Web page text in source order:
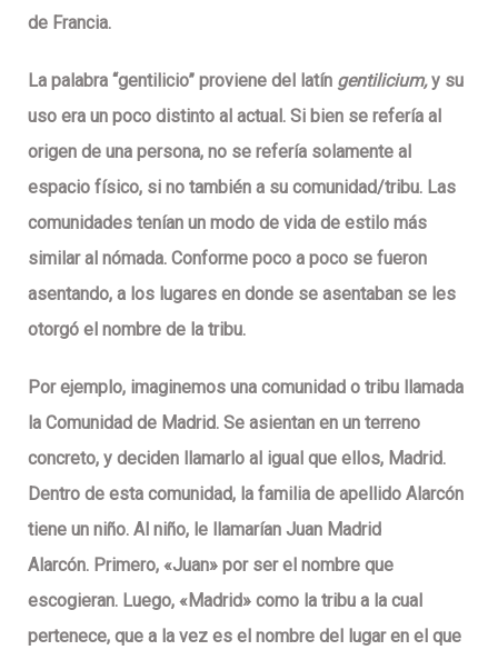
de Francia.
La palabra “gentilicio” proviene del latín gentilicium,y su
uso era un poco distinto al actual. Si bien se refería al
origen de una persona, no se refería solamente al
espacio físico, si no también a su comunidad/tribu. Las
comunidades tenían un modo de vida de estilo más
similar al nómada. Conforme poco a poco se fueron
asentando, a los lugares en donde se asentaban se les
otorgó el nombre de la tribu.
Por ejemplo, imaginemos una comunidad o tribu llamada
la Comunidad de Madrid. Se asientan en un terreno
concreto, y deciden llamarlo al igual que ellos, Madrid.
Dentro de esta comunidad, la familia de apellido Alarcón
tiene un niño. Al niño, le llamarían Juan Madrid
Alarcón. Primero, «Juan» por ser el nombre que
escogieran. Luego, «Madrid» como la tribu a la cual
pertenece, que a la vez es el nombre del lugar en el que